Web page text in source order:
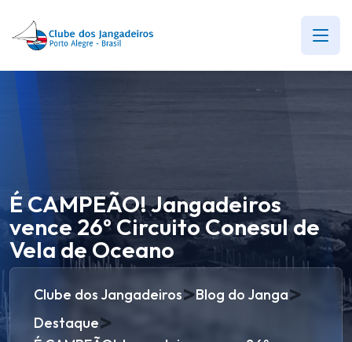
É CAMPEÃO! Jangadeiros
vence 26º Circuito Conesul de
Vela de Oceano
Clube dos Jangadeiros>Blog do Janga>
Destaque>